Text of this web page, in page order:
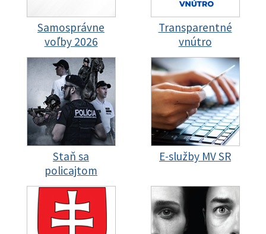
Samosprávne
voľby 2026
Transparentné
vnútro
Staň sa
policajtom
E-služby MV SR